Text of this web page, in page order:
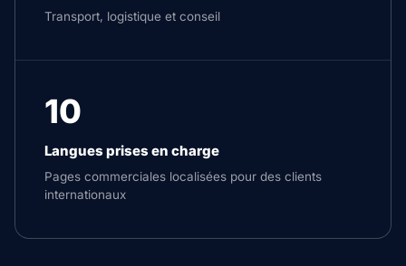
Transport, logistique et conseil
10
Langues prises en charge
Pages commerciales localisées pour des clients
internationaux